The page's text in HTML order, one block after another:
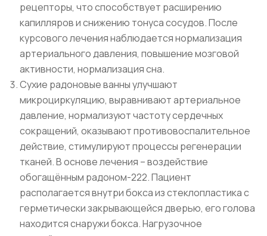
рецепторы, что способствует расширению
капилляров и снижению тонуса сосудов. После
курсового лечения наблюдается нормализация
артериального давления, повышение мозговой
активности, нормализация сна.
Сухие радоновые ванны улучшают
микроциркуляцию, выравнивают артериальное
давление, нормализуют частоту сердечных
сокращений, оказывают противовоспалительное
действие, стимулируют процессы регенерации
тканей. В основе лечения – воздействие
обогащённым радоном-222. Пациент
располагается внутри бокса из стеклопластика с
герметически закрывающейся дверью, его голова
находится снаружи бокса. Нагрузочное